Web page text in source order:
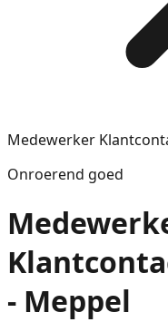
Medewerker
Onroerend goed
- Meppel